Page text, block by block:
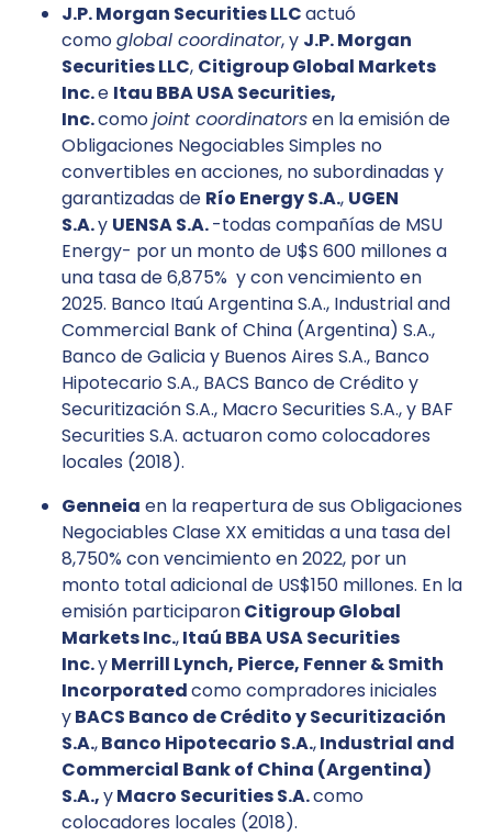
J.P. Morgan Securities LLCactuó
comoglobal coordinator, y J.P. Morgan
Securities LLC, Citigroup Global Markets
Inc.e Itau BBA USA Securities,
Inc.comojoint coordinatorsen la emisión de
Obligaciones Negociables Simples no
convertibles en acciones, no subordinadas y
garantizadas de Río Energy S.A., UGEN
S.A.y UENSA S.A.-todas compañías de MSU
Energy- por un monto de U$S 600 millones a
una tasa de 6,875% y con vencimiento en
2025. Banco Itaú Argentina S.A., Industrial and
Commercial Bank of China (Argentina) S.A.,
Banco de Galicia y Buenos Aires S.A., Banco
Hipotecario S.A., BACS Banco de Crédito y
Securitización S.A., Macro Securities S.A., y BAF
Securities S.A. actuaron como colocadores
locales (2018).
Genneia en la reapertura de sus Obligaciones
Negociables Clase XX emitidas a una tasa del
8,750% con vencimiento en 2022, por un
monto total adicional de US$150 millones. En la
emisión participaronCitigroup Global
Markets Inc.,Itaú BBA USA Securities
Inc.yMerrill Lynch, Pierce, Fenner & Smith
Incorporatedcomo compradores iniciales
yBACS Banco de Crédito y Securitización
S.A.,Banco Hipotecario S.A.,Industrial and
Commercial Bank of China (Argentina)
S.A.,yMacro Securities S.A.como
colocadores locales (2018).